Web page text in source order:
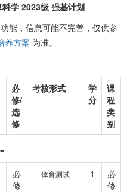
学 2023级 强基计划
能，信息可能不完善，仅供参
养方案 为准。
必
修/
选
修
考核形式
学
分
课
程
类
别
必
修
体育测试 1
必
修